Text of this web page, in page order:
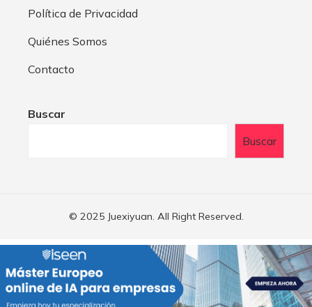
Política de Privacidad
Quiénes Somos
Contacto
Buscar
Buscar
© 2025 Juexiyuan. All Right Reserved.